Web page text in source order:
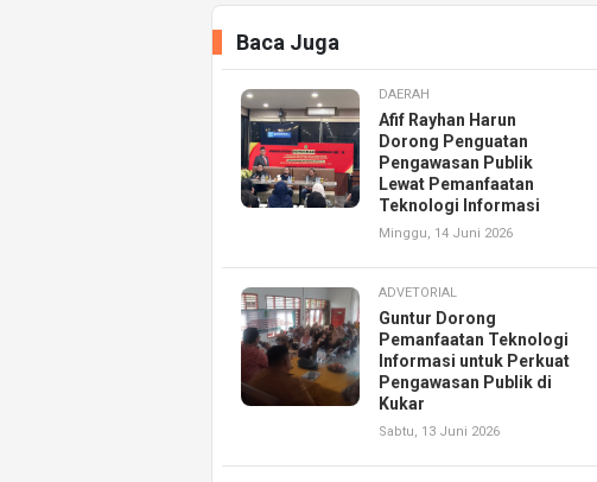
Baca Juga
DAERAH
Afif Rayhan Harun
Dorong Penguatan
Pengawasan Publik
Lewat Pemanfaatan
Teknologi Informasi
Minggu, 14 Juni 2026
ADVETORIAL
Guntur Dorong
Pemanfaatan Teknologi
Informasi untuk Perkuat
Pengawasan Publik di
Kukar
Sabtu, 13 Juni 2026